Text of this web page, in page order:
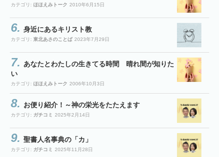
カテゴリ: ほほえみトーク 2010年6月15日
身近にあるキリスト教
カテゴリ: 東北あさのことば 2023年7月29日
あなたとわたしの生きてる時間 晴れ間が知りた
い
カテゴリ: ほほえみトーク 2006年10月3日
お便り紹介！～神の栄光をたたえます
カテゴリ: ガチコミ 2025年2月14日
聖書人名事典の「カ」
カテゴリ: ガチコミ 2025年11月28日